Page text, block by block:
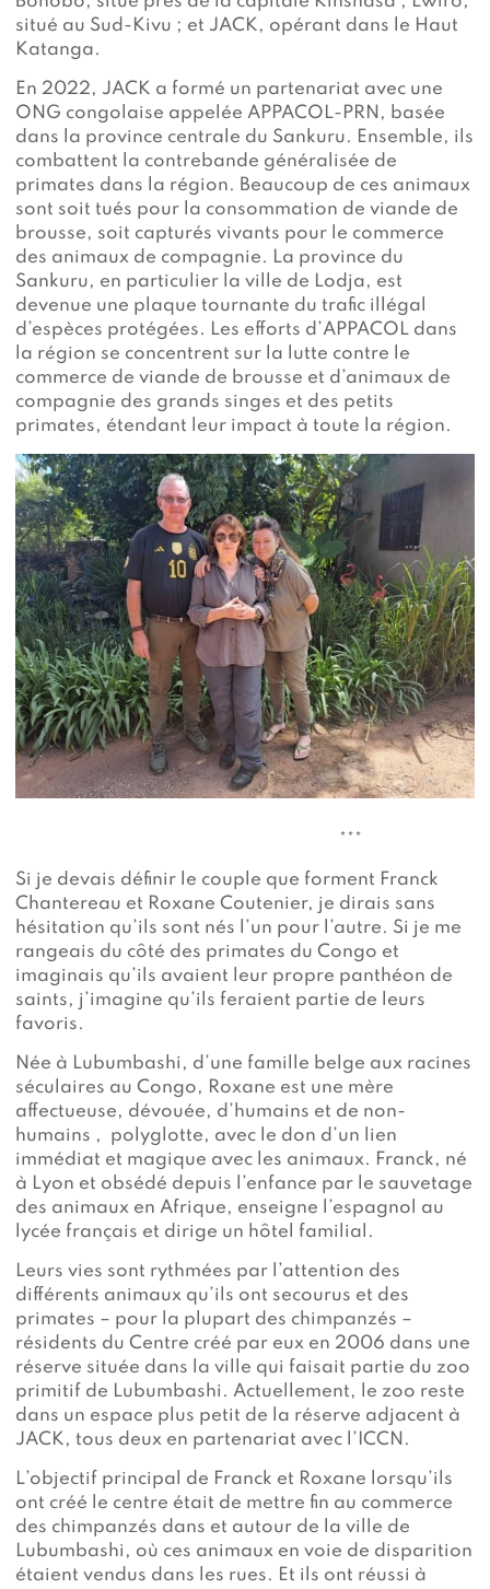
situé au Sud-Kivu ; et JACK, opérant dans le Haut
Katanga.
En 2022, JACK a formé un partenariat avec une
ONG congolaise appelée APPACOL-PRN, basée
dans la province centrale du Sankuru. Ensemble, ils
combattent la contrebande généralisée de
primates dans la région. Beaucoup de ces animaux
sont soit tués pour la consommation de viande de
brousse, soit capturés vivants pour le commerce
des animaux de compagnie. La province du
Sankuru, en particulier la ville de Lodja, est
devenue une plaque tournante du trafic illégal
d’espèces protégées. Les efforts d’APPACOL dans
la région se concentrent sur la lutte contre le
commerce de viande de brousse et d’animaux de
compagnie des grands singes et des petits
primates, étendant leur impact à toute la région.
***
Si je devais définir le couple que forment Franck
Chantereau et Roxane Coutenier, je dirais sans
hésitation qu’ils sont nés l’un pour l’autre. Si je me
rangeais du côté des primates du Congo et
imaginais qu’ils avaient leur propre panthéon de
saints, j’imagine qu’ils feraient partie de leurs
favoris.
Née à Lubumbashi, d’une famille belge aux racines
séculaires au Congo, Roxane est une mère
affectueuse, dévouée, d’humains et de non-
humains , polyglotte, avec le don d’un lien
immédiat et magique avec les animaux. Franck, né
à Lyon et obsédé depuis l’enfance par le sauvetage
des animaux en Afrique, enseigne l’espagnol au
lycée français et dirige un hôtel familial.
Leurs vies sont rythmées par l’attention des
différents animaux qu’ils ont secourus et des
primates – pour la plupart des chimpanzés –
résidents du Centre créé par eux en 2006 dans une
réserve située dans la ville qui faisait partie du zoo
primitif de Lubumbashi. Actuellement, le zoo reste
dans un espace plus petit de la réserve adjacent à
JACK, tous deux en partenariat avec l’ICCN.
L’objectif principal de Franck et Roxane lorsqu’ils
ont créé le centre était de mettre fin au commerce
des chimpanzés dans et autour de la ville de
Lubumbashi, où ces animaux en voie de disparition
étaient vendus dans les rues. Et ils ont réussi à